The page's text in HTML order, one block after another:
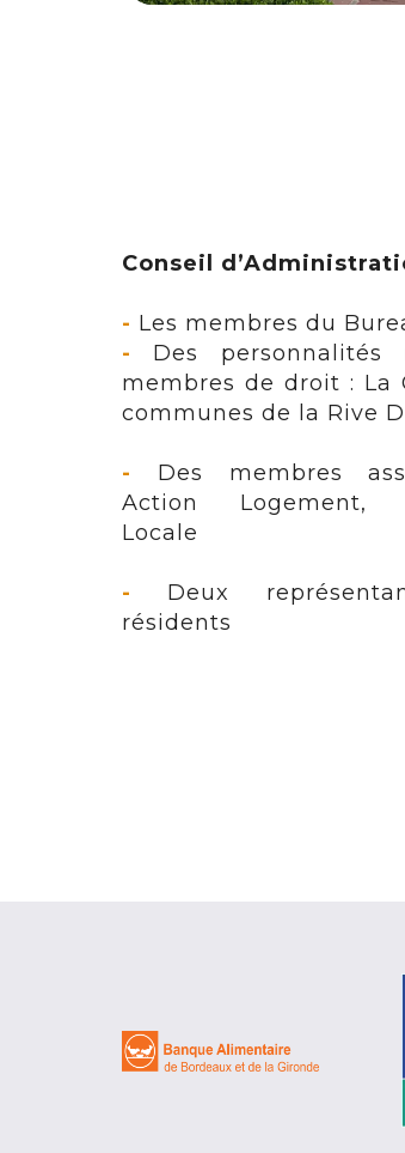
Conseil
- Les membres du
- Des personnalités
membres de droit : La
communes de la Rive
- Des membres
Action Logement,
Locale
- Deux
résidents